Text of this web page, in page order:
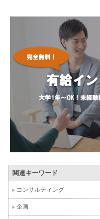
関連キーワード
コンサルティング
企画